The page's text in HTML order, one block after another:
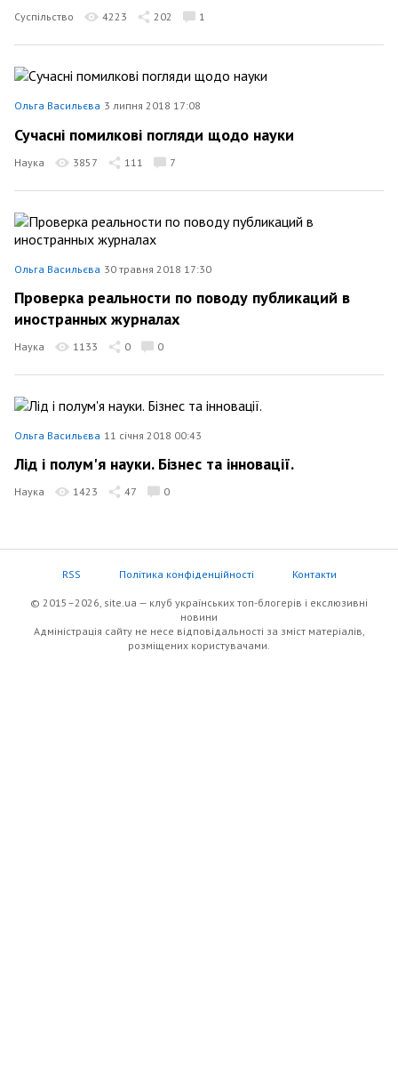
Суспільство 4223 202 1
Ольга Васильєва 3 липня 2018 17:08
Сучасні помилкові погляди щодо науки
Наука 3857 111 7
Ольга Васильєва 30 травня 2018 17:30
Проверка реальности по поводу публикаций в
иностранных журналах
Наука 1133 0 0
Ольга Васильєва 11 січня 2018 00:43
Лід і полум'я науки. Бізнес та інновації.
Наука 1423 47 0
RSS Політика конфіденційності Контакти
© 2015–2026, site.ua — клуб українських топ-блогерів i екслюзивнi
новини
Адміністрація сайту не несе відповідальності за зміст матеріалів,
розміщених користувачами.